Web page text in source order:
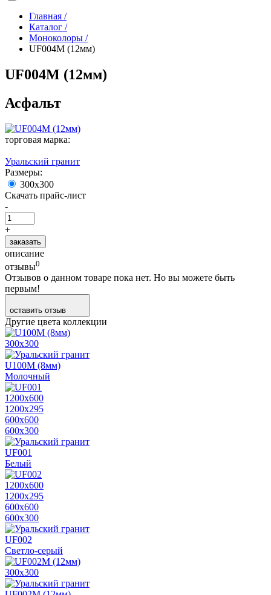
Главная /
Каталог /
Моноколоры /
UF004M (12мм)
UF004M (12мм)
Асфальт
торговая марка:
Уральский гранит
Размеры:
300х300
Скачать прайс-лист
-
+
заказать
описание
отзывы0
Отзывов о данном товаре пока нет. Но вы можете быть
первым!
оставить отзыв
Другие цвета коллекции
300х300
U100M (8мм)
Молочный
1200х600
1200х295
600х600
600х300
UF001
Белый
1200х600
1200х295
600х600
600х300
UF002
Светло-серый
300х300